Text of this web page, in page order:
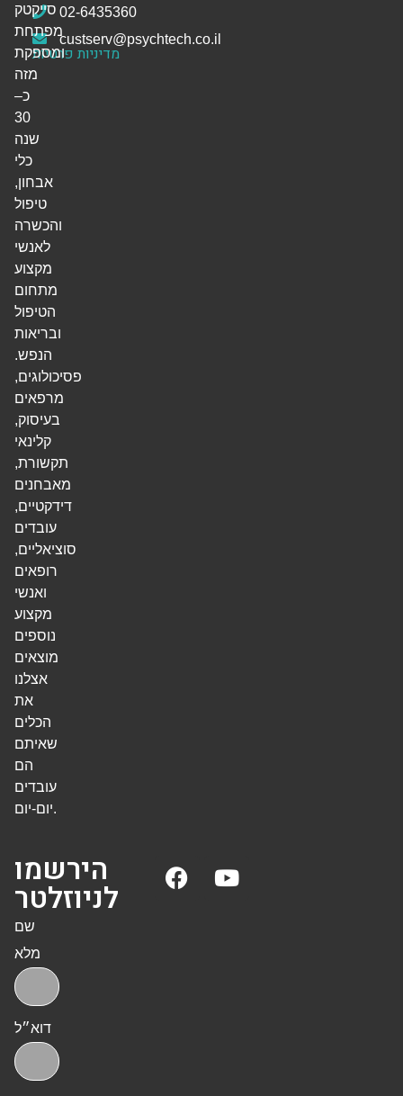
02-6435360
custserv@psychtech.co.il
מדיניות פרטיות
סייקטק
מפתחת
ומספקת
מזה
כ–
30
שנה
כלי
אבחון,
טיפול
והכשרה
לאנשי
מקצוע
מתחום
הטיפול
ובריאות
הנפש.
פסיכולוגים,
מרפאים
בעיסוק,
קלינאי
תקשורת,
מאבחנים
דידקטיים,
עובדים
סוציאליים,
רופאים
ואנשי
מקצוע
נוספים
מוצאים
אצלנו
את
הכלים
שאיתם
הם
עובדים
יום-יום.
הירשמו
לניוזלטר
שם
מלא
דוא״ל